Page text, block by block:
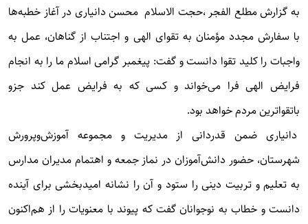
به گزارشمطلع الفجر ،حجت الاسلام محسن دانیاری در آغاز خطبه‌ها
با سفارش مجدد مؤمنان به تقوای الهی و اجتناب از گناهان، عمل به
واجبات را کلید تقوا دانست و گفت: پیغمبر گرامی اسلام ما را به انجام
فرایض الهی فرا می‌خواند و کسی که به فرایض عمل کند جزو
باتقواترین مردم خواهد بود.
دانیاری ضمن قدردانی از مدیریت و مجموعه آموزش‌وپرورش
شهرستان، حضور دانش‌آموزان در نماز جمعه و اهتمام مدیران مدارس
به تعلیم و تربیت دینی را ستود و آن را نشانه امیدبخشی برای آینده
دانست و خطاب به نوجوانان گفت که پیوند با معنویات را از هم‌اکنون